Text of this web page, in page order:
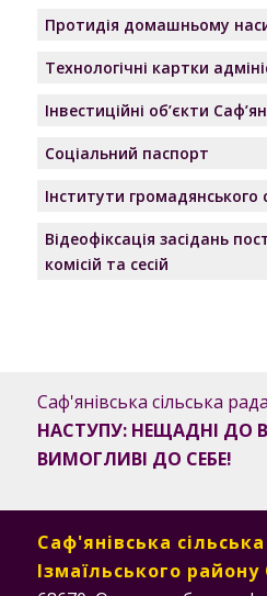
Протидія домашньому
Технологічні картки
Інвестиційні об’єкти
Соціальний паспорт
Інститути громадянського
Відеофіксація засідань
комісій та сесій
Саф'янівська сільська рада
НАСТУПУ: НЕЩАДНІ ДО
ВИМОГЛИВІ ДО СЕБЕ!
Саф'янівська
Ізмаїльського